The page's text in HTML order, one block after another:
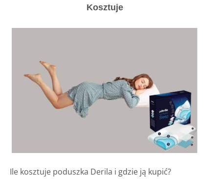
Kosztuje
Ile kosztuje poduszka Derila i gdzie ją kupić?